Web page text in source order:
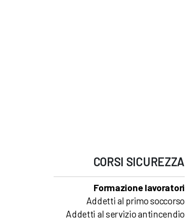
CORSI SICUREZZA
Addetti al primo soccorso
Addetti al servizio antincendio
Formazione lavoratori